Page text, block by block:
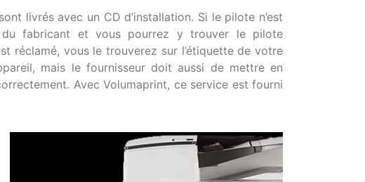
livrés avec un CD d’installation. Si le pilote n’est
fabricant et vous pourrez y trouver le pilote
réclamé, vous le trouverez sur l’étiquette de votre
mais le fournisseur doit aussi de mettre en
Avec Volumaprint, ce service est fourni